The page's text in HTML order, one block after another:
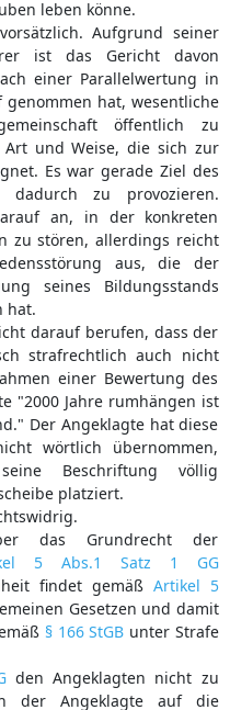
leben könne.
Aufgrund seiner
ist das Gericht davon
einer Parallelwertung in
hat, wesentliche
öffentlich zu
und Weise, die sich zur
Es war gerade Ziel des
zu provozieren.
an, in der konkreten
zu stören, allerdings reicht
aus, die der
seines Bildungsstands
hat.
darauf berufen, dass der
strafrechtlich auch nicht
einer Bewertung des
"2000 Jahre rumhängen ist
Der Angeklagte hat diese
wörtlich übernommen,
Beschriftung völlig
platziert.
das Grundrecht der
5 Abs.1 Satz 1 GG
findet gemäß Artikel 5
Gesetzen und damit
§ 166 StGB unter Strafe
den Angeklagten nicht zu
der Angeklagte auf die